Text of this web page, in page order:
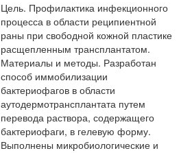
Цель. Профилактика инфекционного
процесса в области реципиентной
раны при свободной кожной пластике
расщепленным трансплантатом.
Материалы и методы. Разработан
способ иммобилизации
бактериофагов в области
аутодермотрансплантата путем
перевода раствора, содержащего
бактериофаги, в гелевую форму.
Выполнены микробиологические и